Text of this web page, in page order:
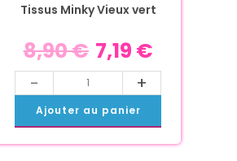
Tissus Minky Vieux vert
8,90€ 7,19 €
- +
Ajouter au panier